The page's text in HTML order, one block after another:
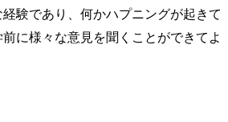
験であり、何かハプニングが起きて
に様々な意見を聞くことができてよ